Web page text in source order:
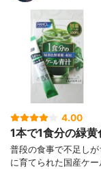
4.00
1本で1食分の緑
普段の食事で不足し
に育てられた国産ケ